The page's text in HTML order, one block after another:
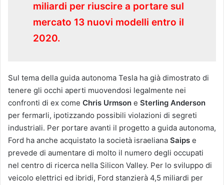
miliardi per riuscire a portare sul
mercato 13 nuovi modelli entro il
2020.
Sul tema della guida autonoma Tesla ha già dimostrato di
tenere gli occhi aperti muovendosi legalmente nei
confronti di ex come Chris Urmson e Sterling Anderson
per fermarli, ipotizzando possibili violazioni di segreti
industriali. Per portare avanti il progetto a guida autonoma,
Ford ha anche acquistato la società israeliana Saips e
prevede di aumentare di molto il numero degli occupati
nel centro di ricerca nella Silicon Valley. Per lo sviluppo di
veicolo elettrici ed ibridi, Ford stanzierà 4,5 miliardi per